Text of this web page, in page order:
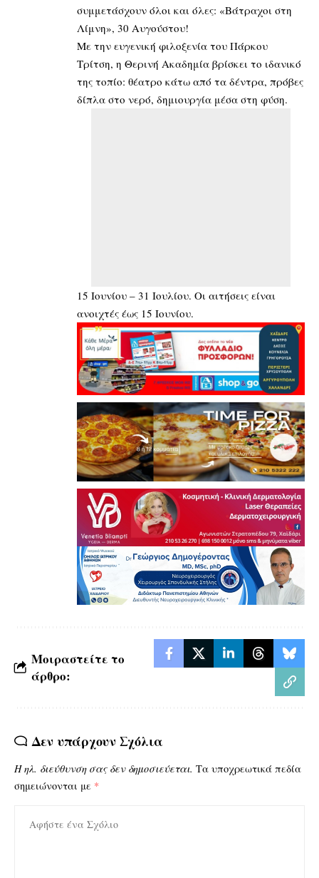
συμμετάσχουν όλοι και όλες: «Βάτραχοι στη
Λίμνη», 30 Αυγούστου!
Με την ευγενική φιλοξενία του Πάρκου
Τρίτση, η Θερινή Ακαδημία βρίσκει το ιδανικό
της τοπίο: θέατρο κάτω από τα δέντρα, πρόβες
δίπλα στο νερό, δημιουργία μέσα στη φύση.
15 Ιουνίου – 31 Ιουλίου. Οι αιτήσεις είναι
ανοιχτές έως 15 Ιουνίου.
Μοιραστείτε το
άρθρο:
Δεν υπάρχουν Σχόλια
Η ηλ. διεύθυνση σας δεν δημοσιεύεται. Τα υποχρεωτικά πεδία
σημειώνονται με *